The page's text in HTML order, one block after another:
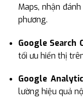
Maps, nhận
phương.
Google Search
tối ưu hiển thị
Google
lường hiệu quả